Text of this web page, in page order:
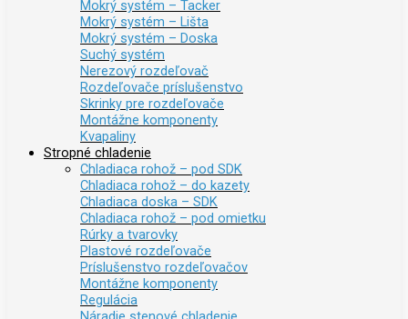
Mokrý systém – Tacker
Mokrý systém – Lišta
Mokrý systém – Doska
Suchý systém
Nerezový rozdeľovač
Rozdeľovače príslušenstvo
Skrinky pre rozdeľovače
Montážne komponenty
Kvapaliny
Stropné chladenie
Chladiaca rohož – pod SDK
Chladiaca rohož – do kazety
Chladiaca doska – SDK
Chladiaca rohož – pod omietku
Rúrky a tvarovky
Plastové rozdeľovače
Príslušenstvo rozdeľovačov
Montážne komponenty
Regulácia